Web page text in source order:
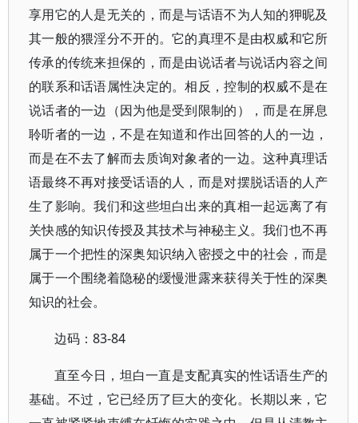
享用它的人是无关的，而是与话语不为人知的狎昵及
其一般的猥淫分不开的。它的真理不是由权威和它所
传承的传统来担保的，而是由说话者与说话内容之间
的联系和话语属性决定的。相反，控制的权威不是在
说话者的一边（因为他是受到限制的），而是在屏息
聆听者的一边，不是在知道和作出回答的人的一边，
而是在不去了解而去质询对象者的一边。这种真理话
语最终不再对接受话语的人，而是对摆脱话语的人产
生了影响。我们和这些坦白出来的真相一起远离了有
关快感的知识传授及其技术与神秘主义。我们也不再
属于一个把性的深奥知识纳入密授之中的社会，而是
属于一个围绕着隐秘的缓慢泄露来获得关于性的深奥
知识的社会。
边码：83-84
直至今日，坦白一直是支配真实的性话语生产的
基础。不过，它已经历了巨大的变化。长期以来，它